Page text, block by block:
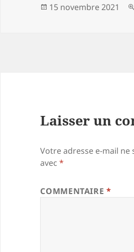
Publié
15 novembre 2021
Laisser un
Votre adresse e-mail ne
avec*
COMMENTAIRE*